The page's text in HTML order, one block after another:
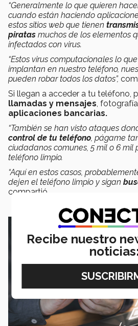
“Generalmente lo que quieren
cuando están haciendo
estos sitios web que tienen
piratas muchos de los elementos
infectados con virus.
“Estos virus computacionales lo
implantan en nuestro teléfono,
pueden robar todos los datos”,
Si llegan a acceder a tu teléfono,
llamadas y mensajes,
aplicaciones bancarias.
“También se han visto ataques
control de tu teléfono, págame
ciudadanos comunes, 5 mil o 6 mil
teléfono limpio.
“Aquí en estos casos,
dejen el teléfono limpio y sigan
compartió.
Recibe nuestro
noticias: